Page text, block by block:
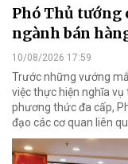
Phó Thủ tướng
ngành bán
10/08/2026 17:59
Trước những vướng
việc thực hiện nghĩa
phương thức đa cấp,
đạo các cơ quan liên